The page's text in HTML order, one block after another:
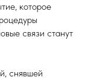
которое
связи станут
снявшей